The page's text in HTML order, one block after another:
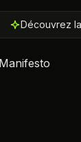
Découvrez
Manifesto